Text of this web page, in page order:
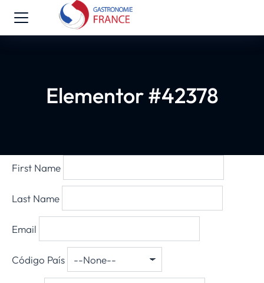
Elementor #42378
First Name
Last Name
Email
Código País